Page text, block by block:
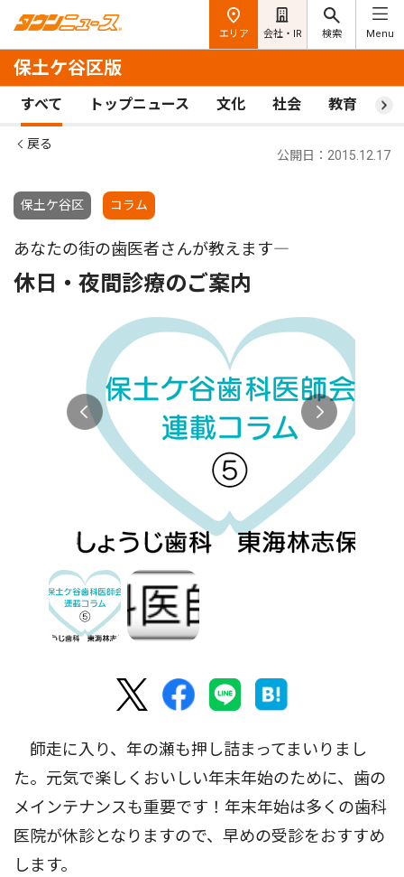
エリア 会社・IR 検索 Menu
保土ケ谷区版
すべて トップニュース 文化 社会 教育 ス
戻る
保土ケ谷区 コラム
公開日：2015.12.17
あなたの街の歯医者さんが教えます―
休日・夜間診療のご案内
師走に入り、年の瀬も押し詰まってまいりまし
た。元気で楽しくおいしい年末年始のために、歯の
メインテナンスも重要です！年末年始は多くの歯科
医院が休診となりますので、早めの受診をおすすめ
します。